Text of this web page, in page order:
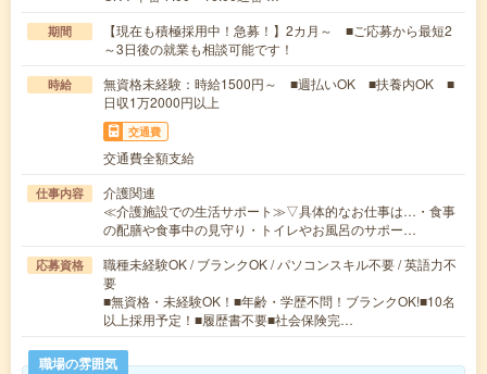
期間
【現在も積極採用中！急募！】2カ月～ ■ご応募から最短2
～3日後の就業も相談可能です！
時給
無資格未経験：時給1500円～ ■週払いOK ■扶養内OK ■
日収1万2000円以上
交通費
交通費全額支給
仕事内容
介護関連
≪介護施設での生活サポート≫▽具体的なお仕事は…・食事
の配膳や食事中の見守り・トイレやお風呂のサポー…
応募資格
職種未経験OK / ブランクOK / パソコンスキル不要 / 英語力不
要
■無資格・未経験OK！■年齢・学歴不問！ブランクOK!■10名
以上採用予定！■履歴書不要■社会保険完…
職場の雰囲気